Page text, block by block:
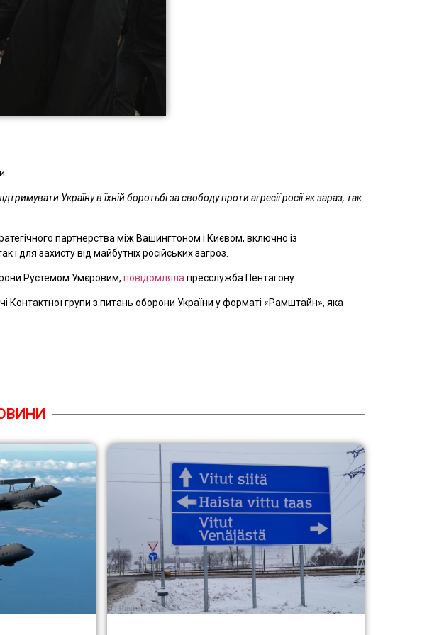
Україну в їхній боротьбі за свободу проти агресії росії як зараз, так
партнерства між Вашингтоном і Києвом, включно із
для захисту від майбутніх російських загроз.
Рустемом Умєровим, повідомляла пресслужба Пентагону.
Контактної групи з питань оборони України у форматі «Рамштайн», яка